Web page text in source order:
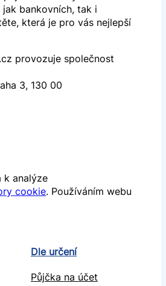
bankovních, tak i
která je pro vás nejlepší
provozuje společnost
3, 130 00
k analýze
cookie. Používáním webu
Dle určení
Půjčka na účet